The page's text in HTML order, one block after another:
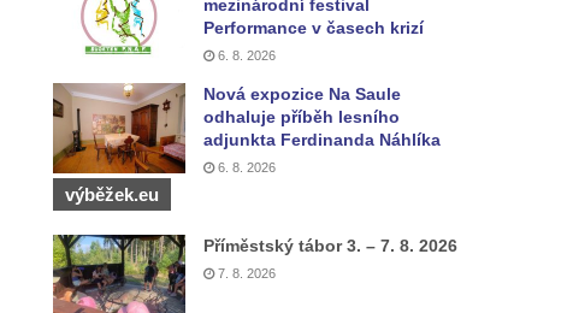
mezinárodní festival
Performance v časech krizí
6. 8. 2026
Nová expozice Na Saule
odhaluje příběh lesního
adjunkta Ferdinanda Náhlíka
6. 8. 2026
výběžek.eu
Příměstský tábor 3. – 7. 8. 2026
7. 8. 2026